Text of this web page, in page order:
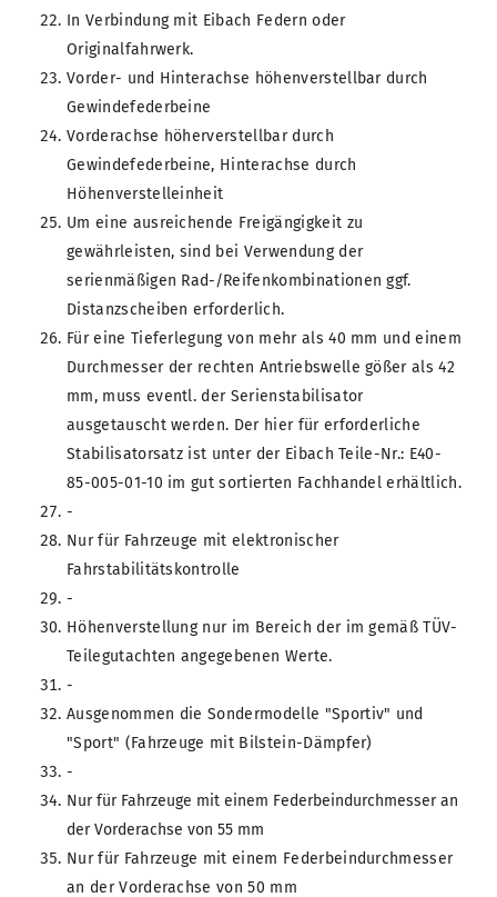
In Verbindung mit Eibach Federn oder
Originalfahrwerk.
Vorder- und Hinterachse höhenverstellbar durch
Gewindefederbeine
Vorderachse höherverstellbar durch
Gewindefederbeine, Hinterachse durch
Höhenverstelleinheit
Um eine ausreichende Freigängigkeit zu
gewährleisten, sind bei Verwendung der
serienmäßigen Rad-/Reifenkombinationen ggf.
Distanzscheiben erforderlich.
Für eine Tieferlegung von mehr als 40 mm und einem
Durchmesser der rechten Antriebswelle gößer als 42
mm, muss eventl. der Serienstabilisator
ausgetauscht werden. Der hier für erforderliche
Stabilisatorsatz ist unter der Eibach Teile-Nr.: E40-
85-005-01-10 im gut sortierten Fachhandel erhältlich.
-
Nur für Fahrzeuge mit elektronischer
Fahrstabilitätskontrolle
-
Höhenverstellung nur im Bereich der im gemäß TÜV-
Teilegutachten angegebenen Werte.
-
Ausgenommen die Sondermodelle "Sportiv" und
"Sport" (Fahrzeuge mit Bilstein-Dämpfer)
-
Nur für Fahrzeuge mit einem Federbeindurchmesser an
der Vorderachse von 55 mm
Nur für Fahrzeuge mit einem Federbeindurchmesser
an der Vorderachse von 50 mm